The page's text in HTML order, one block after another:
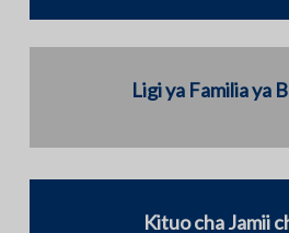
Ligi ya Familia ya
Kituo cha Jamii